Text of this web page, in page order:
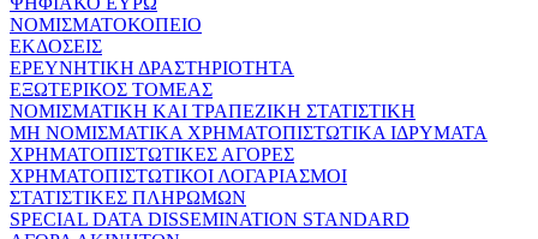
ΝΟΜΙΣΜΑΤΟΚΟΠΕΙΟ
ΕΚΔΟΣΕΙΣ
ΕΡΕΥΝΗΤΙΚΗ ΔΡΑΣΤΗΡΙΟΤΗΤΑ
ΕΞΩΤΕΡΙΚΟΣ ΤΟΜΕΑΣ
ΝΟΜΙΣΜΑΤΙΚΗ ΚΑΙ ΤΡΑΠΕΖΙΚΗ ΣΤΑΤΙΣΤΙΚΗ
ΜΗ ΝΟΜΙΣΜΑΤΙΚΑ ΧΡΗΜΑΤΟΠΙΣΤΩΤΙΚΑ ΙΔΡΥΜΑΤΑ
ΧΡΗΜΑΤΟΠΙΣΤΩΤΙΚΕΣ ΑΓΟΡΕΣ
ΧΡΗΜΑΤΟΠΙΣΤΩΤΙΚΟΙ ΛΟΓΑΡΙΑΣΜΟΙ
ΣΤΑΤΙΣΤΙΚΕΣ ΠΛΗΡΩΜΩΝ
SPECIAL DATA DISSEMINATION STANDARD